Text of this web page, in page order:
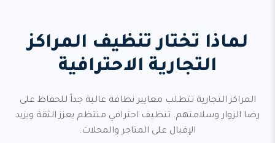
لماذا تختار تنظيف المراكز
التجارية الاحترافية
المراكز التجارية تتطلب معايير نظافة عالية جداً للحفاظ على
رضا الزوار وسلامتهم. تنظيف احترافي منتظم يعزز الثقة ويزيد
الإقبال على المتاجر والمحلات.